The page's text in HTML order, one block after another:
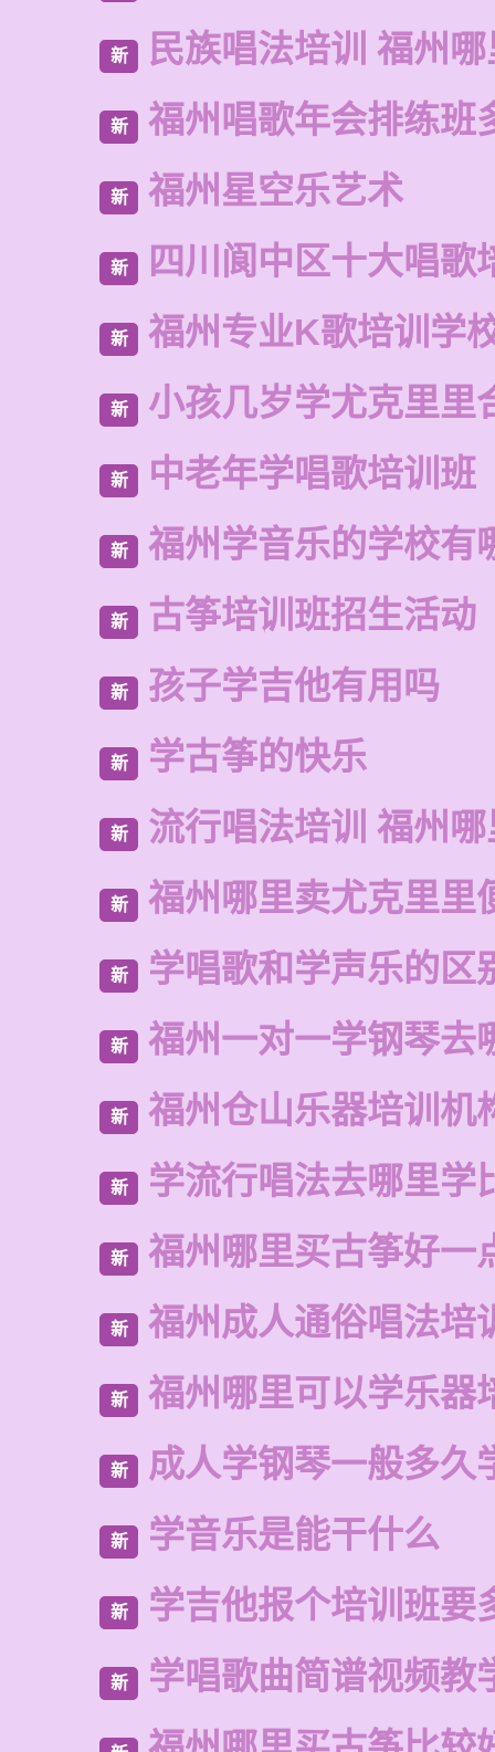
新 民族唱法培训 福州
新 福州唱歌年会排练班
新 福州星空乐艺术
新 四川阆中区十大唱歌
新 福州专业K歌培训学
新 小孩几岁学尤克里里
新 中老年学唱歌培训班
新 福州学音乐的学校有
新 古筝培训班招生活动
新 孩子学吉他有用吗
新 学古筝的快乐
新 流行唱法培训 福州
新 福州哪里卖尤克里里
新 学唱歌和学声乐的区
新 福州一对一学钢琴去
新 福州仓山乐器培训机
新 学流行唱法去哪里学
新 福州哪里买古筝好一
新 福州成人通俗唱法培
新 福州哪里可以学乐器
新 成人学钢琴一般多久
新 学音乐是能干什么
新 学吉他报个培训班要
新 学唱歌曲简谱视频教